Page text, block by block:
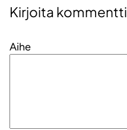
Kirjoita kommentti
Aihe